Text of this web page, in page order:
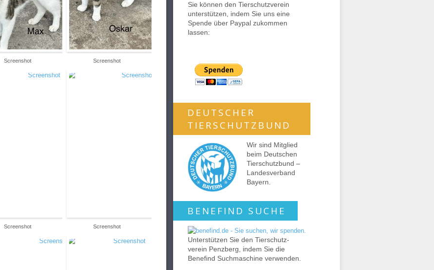
Screenshot Screenshot
Screenshot Screenshot
Sie können den Tierschutzverein
unterstützen, indem Sie uns eine
Spende über Paypal zukommen
lassen:
DEUTSCHER
TIERSCHUTZBUND
Wir sind Mitglied
beim Deutschen
Tierschutzbund –
Landesverband
Bayern.
BENEFIND SUCHE
Unterstützen Sie den Tierschutz-
verein Penzberg, indem Sie die
Benefind Suchmaschine verwenden.